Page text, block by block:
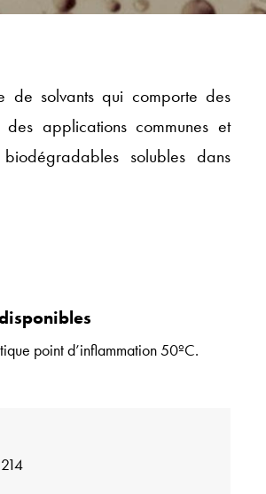
de solvants qui comporte des
des applications communes et
solubles dans
point d’inflammation 50ºC.